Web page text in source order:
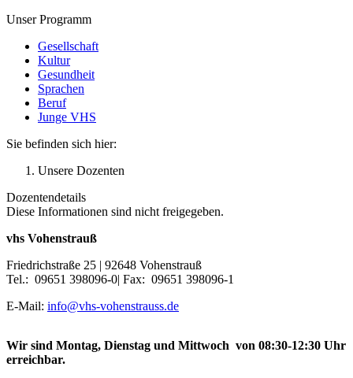
Unser Programm
Gesellschaft
Kultur
Gesundheit
Sprachen
Beruf
Junge VHS
Sie befinden sich hier:
Unsere Dozenten
Dozentendetails
Diese Informationen sind nicht freigegeben.
vhs Vohenstrauß
Friedrichstraße 25 | 92648 Vohenstrauß
Tel.: 09651 398096-0| Fax: 09651 398096-1
E-Mail: info@vhs-vohenstrauss.de
Wir sind Montag, Dienstag und Mittwoch von 08:30-12:30 Uhr
erreichbar.